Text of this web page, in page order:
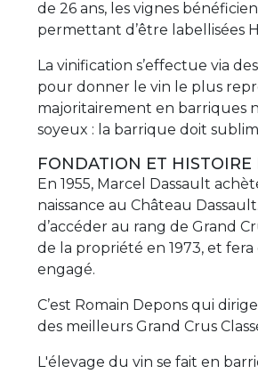
de 26 ans, les vignes
permettant d’être labellisées
La vinification s’effectue via
pour donner le vin le plus
majoritairement en barriques
soyeux : la barrique doit
FONDATION ET
En 1955, Marcel Dassault
naissance au Château
d’accéder au rang de Grand
de la propriété en 1973, et
engagé.
C’est Romain Depons qui
des meilleurs Grand Crus
L'élevage du vin se fait en